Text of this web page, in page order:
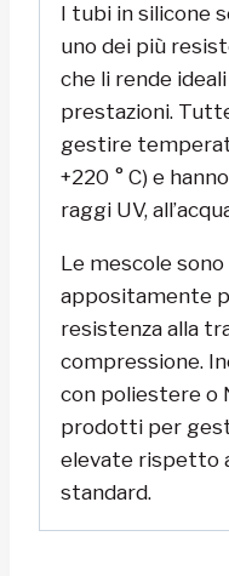
I tubi in silicone
uno dei più
che li rende
prestazioni.
gestire
+220 ° C) e
raggi UV,
Le mescole
appositamente
resistenza alla
compressione.
con poliestere o
prodotti per
elevate rispetto
standard.